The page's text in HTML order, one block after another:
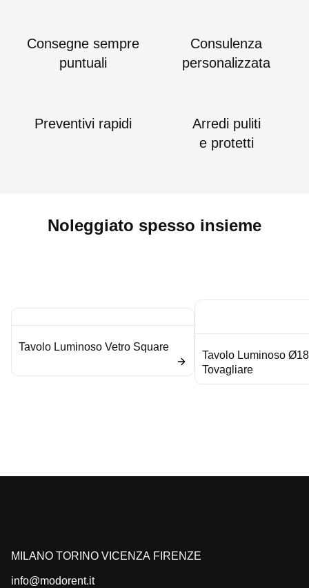
Consegne sempre
puntuali
Consulenza
personalizzata
Preventivi rapidi
Arredi puliti
e protetti
Noleggiato spesso insieme
Tavolo Luminoso Vetro Square
Tavolo Luminoso
Tovagliare
MILANO TORINO VICENZA FIRENZE
info@modorent.it